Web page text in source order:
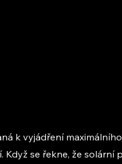
k vyjádření
se řekne, že solární